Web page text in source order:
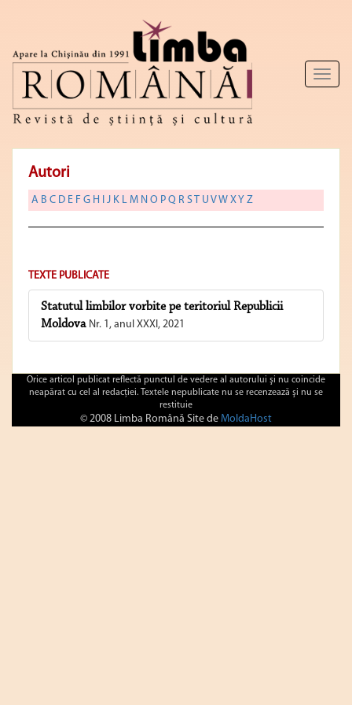
Toggle
Autori
A B C D E F G H I J K L M N O P Q R S T U VW X Y Z
TEXTE PUBLICATE
Statutul limbilor vorbite pe teritoriul Republicii
Moldova Nr. 1, anul XXXI, 2021
Orice articol publicat reflectă punctul de vedere al autorului şi nu coincide
neapărat cu cel al redacţiei. Textele nepublicate nu se recenzează şi nu se
restituie
© 2008 Limba Română Site de MoldaHost